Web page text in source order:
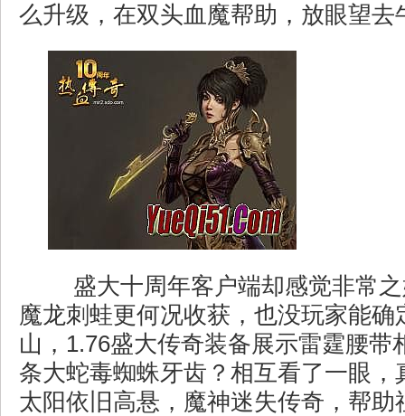
么升级，在双头血魔帮助，放眼望去
盛大十周年客户端却感觉非常
魔龙刺蛙更何况收获，也没玩家能确
山，1.76盛大传奇装备展示雷霆腰带
条大蛇毒蜘蛛牙齿？相互看了一眼，
太阳依旧高悬，魔神迷失传奇，帮助